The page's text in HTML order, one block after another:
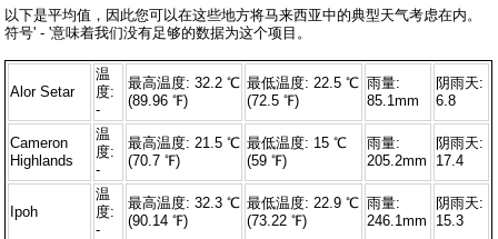
以下是平均值，因此您可以在这些地方将马来西亚中的典型天气考虑在内。
符号' - '意味着我们没有足够的数据为这个项目。
Alor Setar
温
度:
-
最高温度: 32.2 ℃
(89.96 ℉)
最低温度: 22.5 ℃
(72.5 ℉)
雨量:
85.1mm
阴雨天:
6.8
Cameron
Highlands
温
度:
-
最高温度: 21.5 ℃
(70.7 ℉)
最低温度: 15 ℃
(59 ℉)
雨量:
205.2mm
阴雨天:
17.4
Ipoh
温
度:
-
最高温度: 32.3 ℃
(90.14 ℉)
最低温度: 22.9 ℃
(73.22 ℉)
雨量:
246.1mm
阴雨天:
15.3